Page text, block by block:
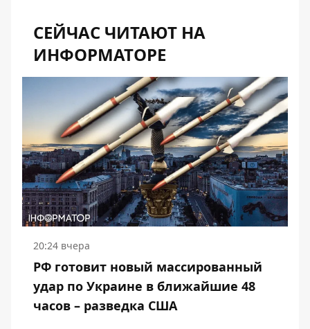
СЕЙЧАС ЧИТАЮТ НА
ИНФОРМАТОРЕ
20:24 вчера
РФ готовит новый массированный
удар по Украине в ближайшие 48
часов – разведка США